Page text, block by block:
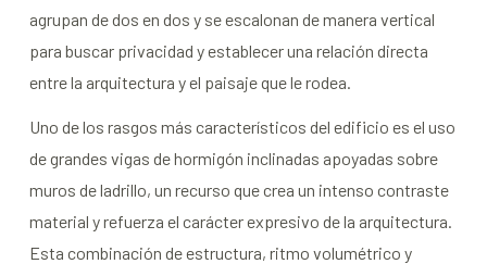
agrupan de dos en dos y se escalonan de manera vertical
para buscar privacidad y establecer una relación directa
entre la arquitectura y el paisaje que le rodea.
Uno de los rasgos más característicos del edificio es el uso
de grandes vigas de hormigón inclinadas apoyadas sobre
muros de ladrillo, un recurso que crea un intenso contraste
material y refuerza el carácter expresivo de la arquitectura.
Esta combinación de estructura, ritmo volumétrico y